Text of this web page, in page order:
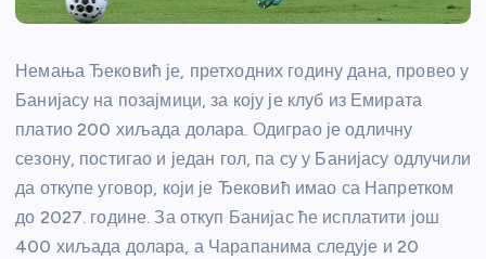
Немања Ђековић је, претходних годину дана, провео у
Банијасу на позајмици, за коју је клуб из Емирата
платио 200 хиљада долара. Одиграо је одличну
сезону, постигао и један гол, па су у Банијасу одлучили
да откупе уговор, који је Ђековић имао са Напретком
до 2027. године. За откуп Банијас ће исплатити још
400 хиљада долара, а Чарапанима следује и 20